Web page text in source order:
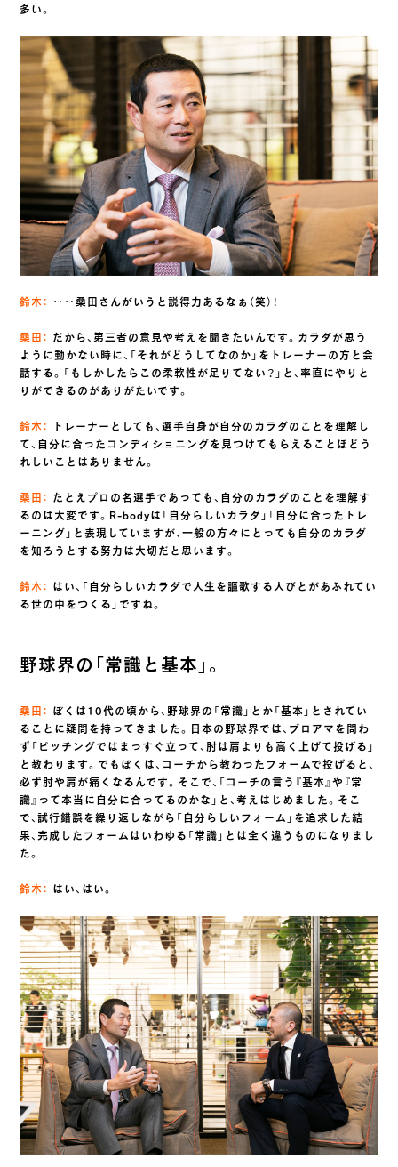
多い。
鈴木： ‥‥桑田さんがいうと説得力あるなぁ（笑）！
桑田： だから、第三者の意見や考えを聞きたいんです。カラダが思う
ように動かない時に、「それがどうしてなのか」をトレーナーの方と会
話する。「もしかしたらこの柔軟性が足りてない？」と、率直にやりと
りができるのがありがたいです。
鈴木：
トレーナーとしても、選手自身が自分のカラダのことを理解し
て、自分に合ったコンディショニングを見つけてもらえることほどう
れしいことはありません。
桑田： たとえプロの名選手であっても、自分のカラダのことを理解す
るのは大変です。R-bodyは「自分らしいカラダ」「自分に合ったトレ
ーニング」と表現していますが、一般の方々にとっても自分のカラダ
を知ろうとする努力は大切だと思います。
鈴木： はい、「自分らしいカラダで人生を謳歌する人びとがあふれてい
る世の中をつくる」ですね。
野球界の「常識と基本」。
桑田： ぼくは10代の頃から、野球界の「常識」とか「基本」とされてい
ることに疑問を持ってきました。日本の野球界では、プロアマを問わ
ず「ピッチングではまっすぐ立って、肘は肩よりも高く上げて投げる」
と教わります。でもぼくは、コーチから教わったフォームで投げると、
必ず肘や肩が痛くなるんです。そこで、「コーチの言う『基本』や『常
識』って本当に自分に合ってるのかな」と、考えはじめました。そこ
で、試行錯誤を繰り返しながら「自分らしいフォーム」を追求した結
果、完成したフォームはいわゆる「常識」とは全く違うものになりまし
た。
鈴木： はい、はい。